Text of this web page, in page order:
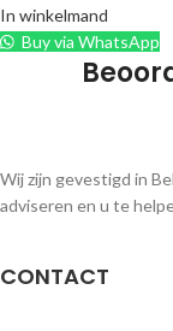
In winkelmand
Buy via WhatsApp
Wij zijn gevestigd in
adviseren en u te
CONTACT